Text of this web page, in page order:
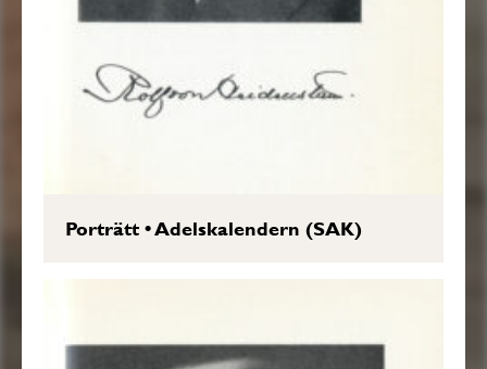
Porträtt•Adelskalendern (SAK)